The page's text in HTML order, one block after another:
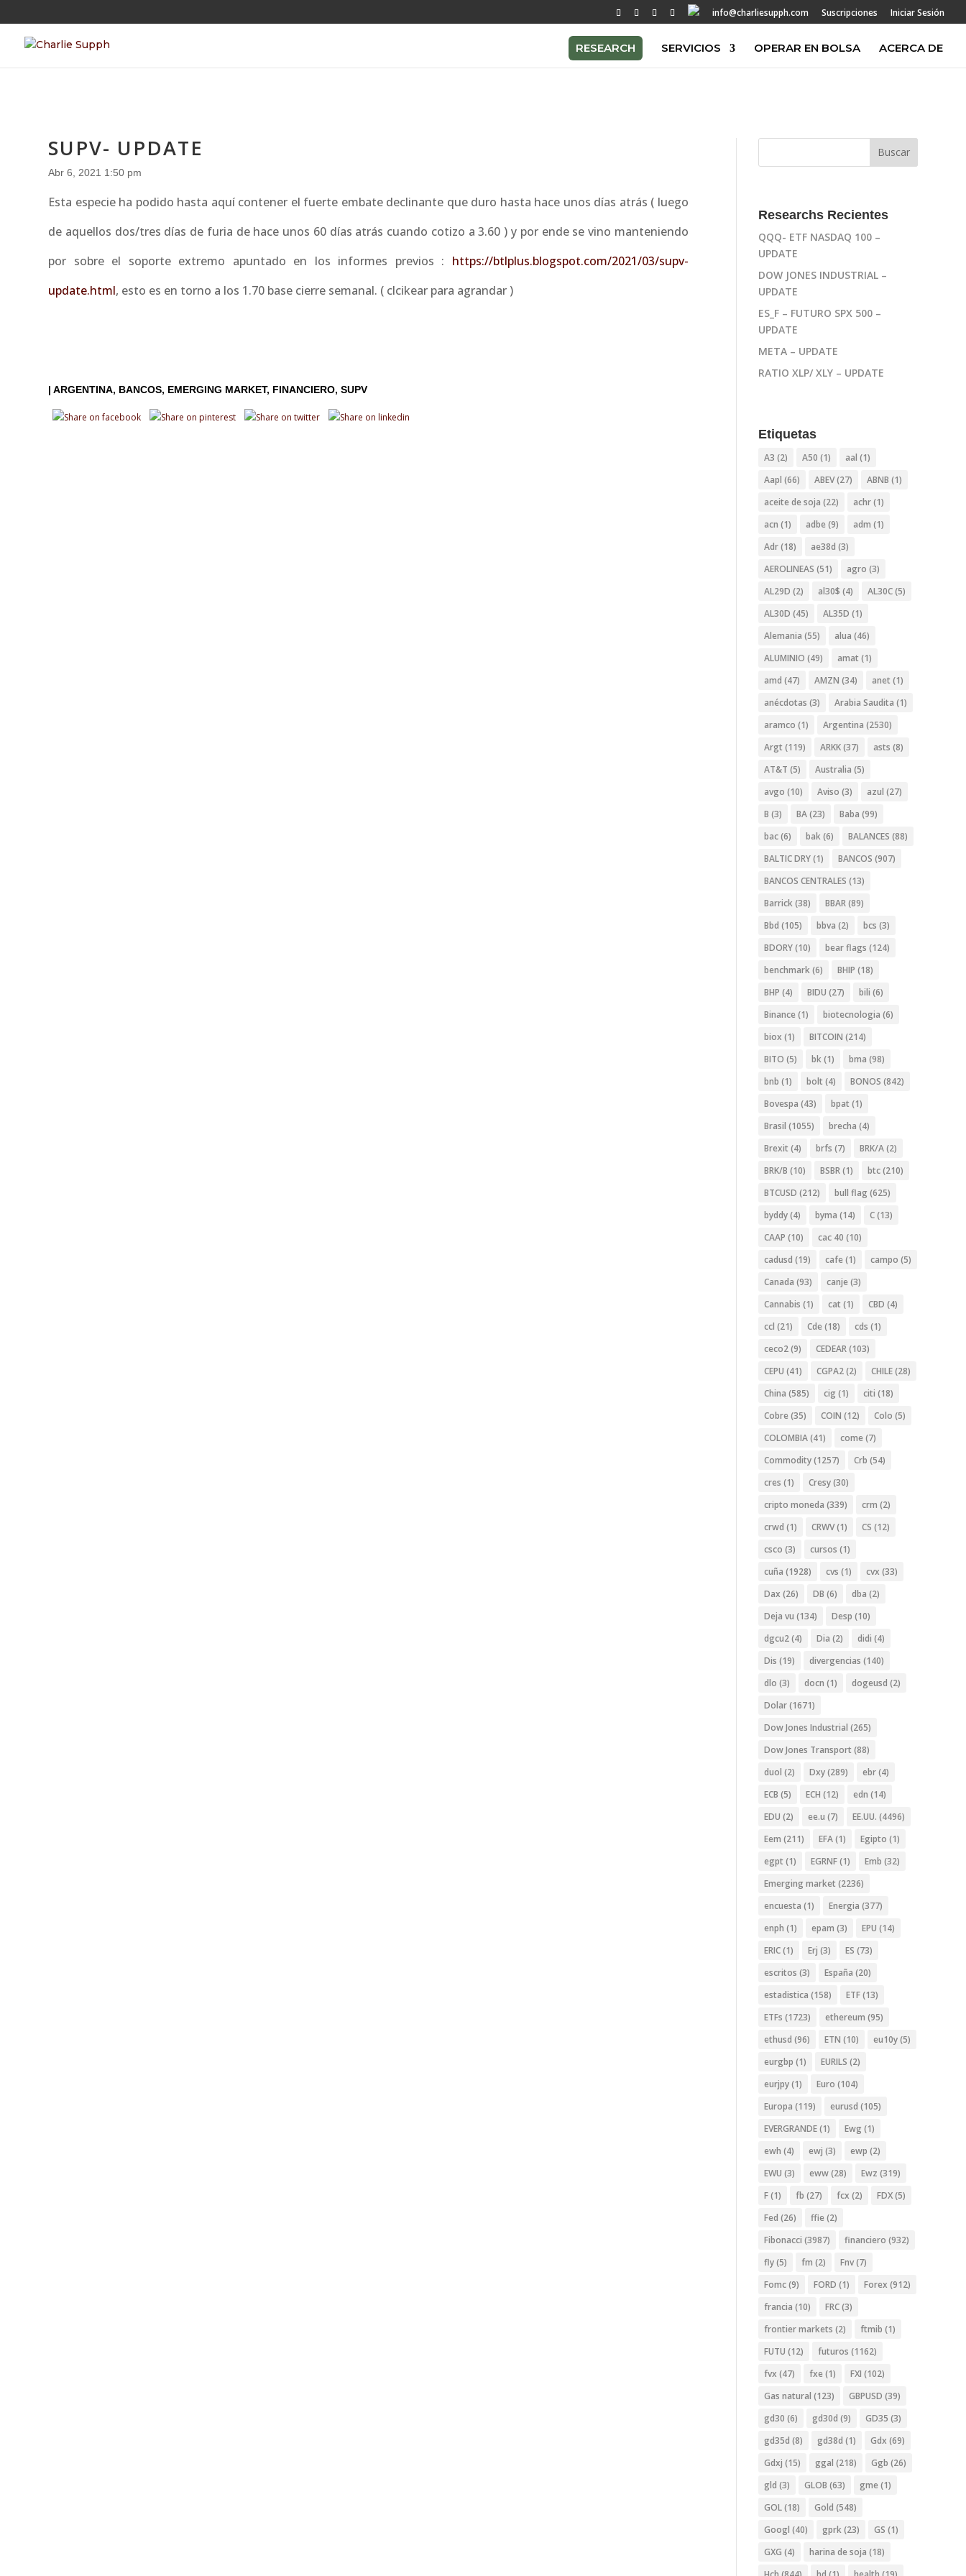
info@charliesupph.com Suscripciones Iniciar Sesión
RESEARCH SERVICIOS OPERAR EN BOLSA ACERCA DE
SUPV- UPDATE
Abr 6, 2021 1:50 pm
Esta especie ha podido hasta aquí contener el fuerte embate declinante que duro hasta hace unos días atrás ( luego
de aquellos dos/tres días de furia de hace unos 60 días atrás cuando cotizo a 3.60 ) y por ende se vino manteniendo
por sobre el soporte extremo apuntado en los informes previos : https://btlplus.blogspot.com/2021/03/supv-
update.html, esto es en torno a los 1.70 base cierre semanal. ( clcikear para agrandar )
|ARGENTINA BANCOS EMERGING MARKET FINANCIERO SUPV
Researchs Recientes
QQQ- ETF NASDAQ 100 –
UPDATE
DOW JONES INDUSTRIAL –
UPDATE
ES_F – FUTURO SPX 500 –
UPDATE
META – UPDATE
RATIO XLP/ XLY – UPDATE
Etiquetas
A3 (2) A50 (1) aal (1)
Aapl (66) ABEV(27) ABNB (1)
aceite de soja (22) achr(1)
acn (1) adbe (9) adm (1)
Adr(18) ae38d (3)
AEROLINEAS (51) agro (3)
AL29D (2) al30$ (4) AL30C(5)
AL30D (45) AL35D (1)
Alemania (55) alua (46)
ALUMINIO (49) amat (1)
amd (47) AMZN (34) anet (1)
anécdotas (3) Arabia Saudita (1)
aramco (1) Argentina (2530)
Argt (119) ARKK(37) asts (8)
AT&T (5) Australia (5)
avgo (10) Aviso (3) azul (27)
B (3) BA(23) Baba (99)
bac(6) bak(6) BALANCES (88)
BALTIC DRY(1) BANCOS (907)
BANCOS CENTRALES (13)
Barrick(38) BBAR(89)
Bbd (105) bbva (2) bcs (3)
BDORY(10) bear flags (124)
benchmark(6) BHIP (18)
BHP (4) BIDU (27) bili (6)
Binance (1) biotecnologia (6)
biox (1) BITCOIN (214)
BITO (5) bk(1) bma (98)
bnb (1) bolt (4) BONOS (842)
Bovespa (43) bpat (1)
Brasil (1055) brecha (4)
Brexit (4) brfs (7) BRK/A(2)
BRK/B (10) BSBR(1) btc(210)
BTCUSD (212) bull flag (625)
byddy(4) byma (14) C(13)
CAAP (10) cac 40 (10)
cadusd (19) cafe (1) campo (5)
Canada (93) canje (3)
Cannabis (1) cat (1) CBD (4)
ccl (21) Cde (18) cds (1)
ceco2(9) CEDEAR(103)
CEPU (41) CGPA2(2) CHILE(28)
China (585) cig (1) citi (18)
Cobre (35) COIN (12) Colo (5)
COLOMBIA(41) come (7)
Commodity(1257) Crb (54)
cres (1) Cresy(30)
cripto moneda (339) crm (2)
crwd (1) CRWV(1) CS (12)
csco (3) cursos (1)
cuña (1928) cvs (1) cvx (33)
Dax (26) DB (6) dba (2)
Deja vu (134) Desp (10)
dgcu2(4) Dia (2) didi (4)
Dis (19) divergencias (140)
dlo (3) docn (1) dogeusd (2)
Dolar(1671)
Dow Jones Industrial (265)
Dow Jones Transport (88)
duol (2) Dxy(289) ebr(4)
ECB (5) ECH (12) edn (14)
EDU (2) ee.u (7) EE.UU. (4496)
Eem (211) EFA(1) Egipto (1)
egpt (1) EGRNF(1) Emb (32)
Emerging market (2236)
encuesta (1) Energia (377)
enph (1) epam (3) EPU (14)
ERIC(1) Erj (3) ES (73)
escritos (3) España (20)
estadistica (158) ETF(13)
ETFs (1723) ethereum (95)
ethusd (96) ETN (10) eu10y(5)
eurgbp (1) EURILS (2)
eurjpy(1) Euro (104)
Europa (119) eurusd (105)
EVERGRANDE(1) Ewg (1)
ewh (4) ewj (3) ewp (2)
EWU (3) eww(28) Ewz (319)
F(1) fb (27) fcx (2) FDX(5)
Fed (26) ffie (2)
Fibonacci (3987) financiero (932)
fly(5) fm (2) Fnv(7)
Fomc(9) FORD (1) Forex (912)
francia (10) FRC(3)
frontier markets (2) ftmib (1)
FUTU (12) futuros (1162)
fvx (47) fxe (1) FXI (102)
Gas natural (123) GBPUSD (39)
gd30 (6) gd30d (9) GD35 (3)
gd35d (8) gd38d (1) Gdx (69)
Gdxj (15) ggal (218) Ggb (26)
gld (3) GLOB (63) gme (1)
GOL(18) Gold (548)
Googl (40) gprk(23) GS (1)
GXG (4) harina de soja (18)